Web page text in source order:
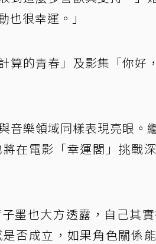
很幸運。」
算的青春」及影集「你好
音樂領域同樣表現亮眼。
在電影「幸運閣」挑戰
墨也大方透露，自己其
否成立，如果角色關係